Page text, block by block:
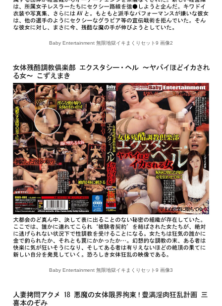
Baby Entertainment 無限地獄イキまくりセット9 画像2
Baby Entertainment 無限地獄イキまくりセット9 画像3